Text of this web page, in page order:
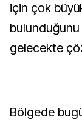
için çok
bulunduğunu
gelecekte
Bölgede